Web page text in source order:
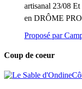
artisanal 23/08 Et
en DRÔME
Proposé par
Coup de coeur